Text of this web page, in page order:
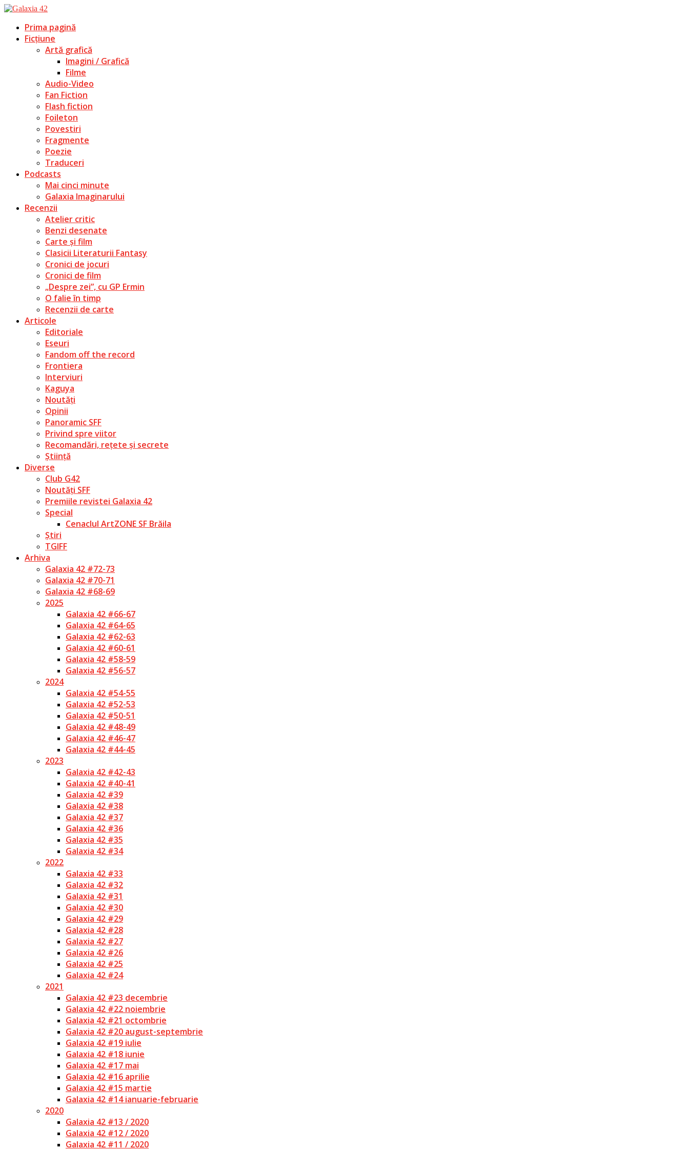
Prima pagină
Ficțiune
Artă grafică
Imagini / Grafică
Filme
Audio-Video
Fan Fiction
Flash fiction
Foileton
Povestiri
Fragmente
Poezie
Traduceri
Podcasts
Mai cinci minute
Galaxia Imaginarului
Recenzii
Atelier critic
Benzi desenate
Carte și film
Clasicii Literaturii Fantasy
Cronici de jocuri
Cronici de film
„Despre zei”, cu GP Ermin
O falie în timp
Recenzii de carte
Articole
Editoriale
Eseuri
Fandom off the record
Frontiera
Interviuri
Kaguya
Noutăți
Opinii
Panoramic SFF
Privind spre viitor
Recomandări, rețete și secrete
Știință
Diverse
Club G42
Noutăți SFF
Premiile revistei Galaxia 42
Special
Cenaclul ArtZONE SF Brăila
Știri
TGIFF
Arhiva
Galaxia 42 #72-73
Galaxia 42 #70-71
Galaxia 42 #68-69
2025
Galaxia 42 #66-67
Galaxia 42 #64-65
Galaxia 42 #62-63
Galaxia 42 #60-61
Galaxia 42 #58-59
Galaxia 42 #56-57
2024
Galaxia 42 #54-55
Galaxia 42 #52-53
Galaxia 42 #50-51
Galaxia 42 #48-49
Galaxia 42 #46-47
Galaxia 42 #44-45
2023
Galaxia 42 #42-43
Galaxia 42 #40-41
Galaxia 42 #39
Galaxia 42 #38
Galaxia 42 #37
Galaxia 42 #36
Galaxia 42 #35
Galaxia 42 #34
2022
Galaxia 42 #33
Galaxia 42 #32
Galaxia 42 #31
Galaxia 42 #30
Galaxia 42 #29
Galaxia 42 #28
Galaxia 42 #27
Galaxia 42 #26
Galaxia 42 #25
Galaxia 42 #24
2021
Galaxia 42 #23 decembrie
Galaxia 42 #22 noiembrie
Galaxia 42 #21 octombrie
Galaxia 42 #20 august-septembrie
Galaxia 42 #19 iulie
Galaxia 42 #18 iunie
Galaxia 42 #17 mai
Galaxia 42 #16 aprilie
Galaxia 42 #15 martie
Galaxia 42 #14 ianuarie-februarie
2020
Galaxia 42 #13 / 2020
Galaxia 42 #12 / 2020
Galaxia 42 #11 / 2020